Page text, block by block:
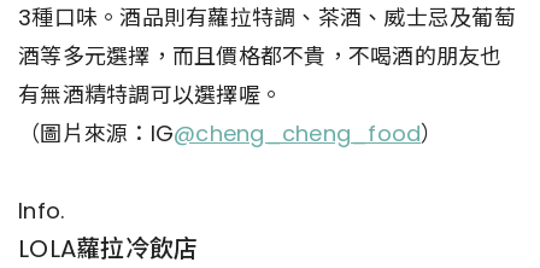
3種口味。酒品則有蘿拉特調、茶酒、威士忌及葡萄
酒等多元選擇，而且價格都不貴，不喝酒的朋友也
有無酒精特調可以選擇喔。
（圖片來源：IG@cheng_cheng_food）
Info.
LOLA蘿拉冷飲店